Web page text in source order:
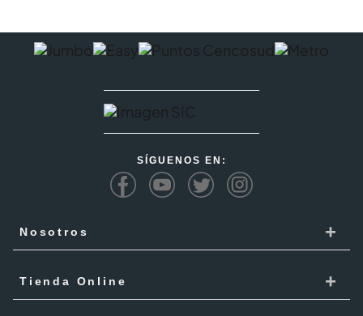
SÍGUENOS EN:
Nosotros +
Responsabilidad Social
Tienda Online +